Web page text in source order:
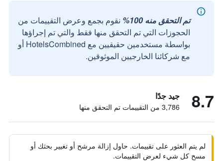
تم التحقق منه 100%
نقوم بجمع وعرض التقييمات من
الحجوزات التي تم التحقق منها فقط والتي تم إجراؤها
بواسطة مستخدمين حقيقيين مع HotelsCombined أو
مع شركائنا الخارجيين الموثوقين.
8.7 جيد جدًا
3,786 من التقييمات تم التحقق منها
لم يتم العثور على تقييمات. حاول إزالة مرشح أو تغيير بحثك أو
مسح كل شيء لعرض التقييمات.